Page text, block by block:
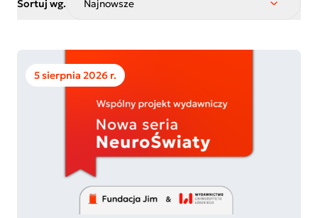
Sortuj wg. Najnowsze
5 sierpnia 2026 r.